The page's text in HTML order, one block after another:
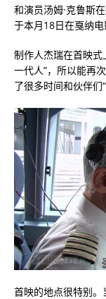
和演员汤姆·克鲁斯
于本月18日在戛纳电
制作人杰瑞在首映式
一代人”，所以能再
了很多时间和伙伴们
首映的地点很特别。